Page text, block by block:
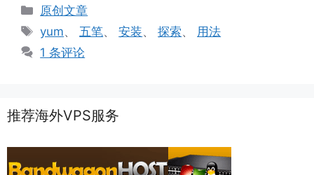
分
类
原创文章
标
签
yum、五笔、安装、探索、 用法
1 条评论
推荐海外VPS服务